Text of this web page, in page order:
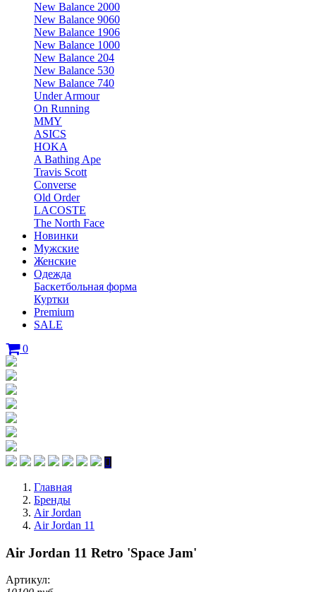
New Balance 2000
New Balance 9060
New Balance 1906
New Balance 1000
New Balance 204
New Balance 530
New Balance 740
Under Armour
On Running
MMY
ASICS
HOKA
A Bathing Ape
Travis Scott
Converse
Old Order
LACOSTE
The North Face
Новинки
Мужские
Женские
Одежда
Баскетбольная форма
Куртки
Premium
SALE
0
Главная
Бренды
Air Jordan
Air Jordan 11
Air Jordan 11 Retro 'Space Jam'
Артикул: